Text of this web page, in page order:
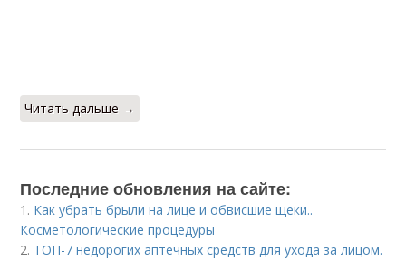
Читать дальше →
Последние обновления на сайте:
1. Как убрать брыли на лице и обвисшие щеки..
Косметологические процедуры
2. ТОП-7 недорогих аптечных средств для ухода за лицом.